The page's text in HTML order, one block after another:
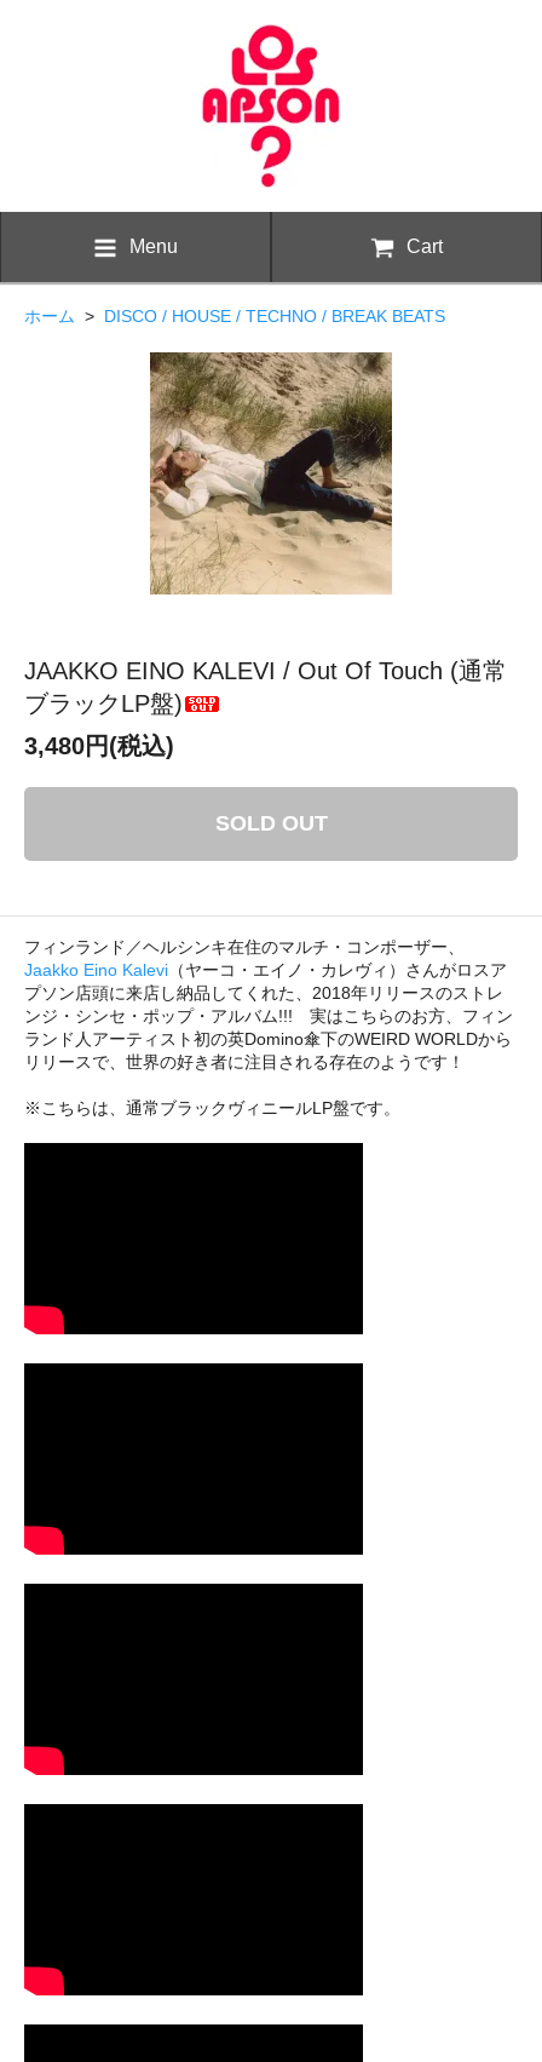
Menu Cart
ホーム > DISCO / HOUSE / TECHNO / BREAK BEATS
JAAKKO EINO KALEVI / Out Of Touch (通常
ブラックLP盤)
3,480円(税込)
SOLD OUT
フィンランド／ヘルシンキ在住のマルチ・コンポーザー、
Jaakko Eino Kalevi （ヤーコ・エイノ・カレヴィ）さんがロスア
プソン店頭に来店し納品してくれた、2018年リリースのストレ
ンジ・シンセ・ポップ・アルバム!!! 実はこちらのお方、フィン
ランド人アーティスト初の英Domino傘下のWEIRD WORLDから
リリースで、世界の好き者に注目される存在のようです！
※こちらは、通常ブラックヴィニールLP盤です。